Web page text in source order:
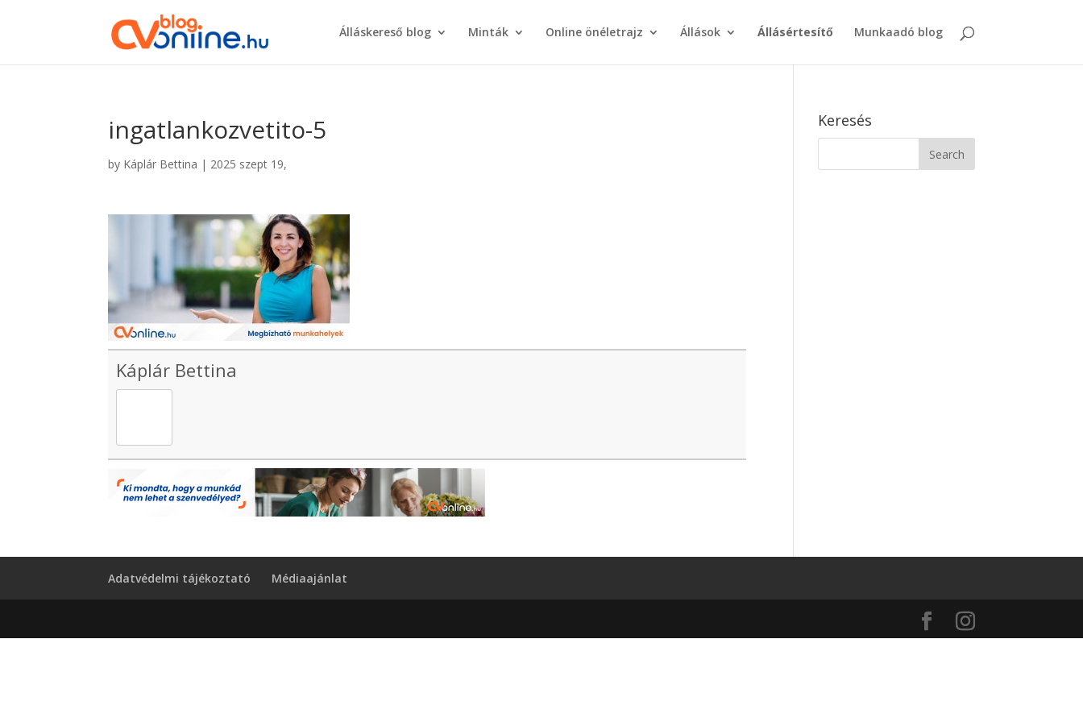
Álláskereső blog Minták Online önéletrajz Állások Állásértesítő Munkaadó blog
ingatlankozvetito-5
by Káplár Bettina | 2025 szept 19,
Káplár Bettina
Keresés
Adatvédelmi tájékoztató Médiaajánlat